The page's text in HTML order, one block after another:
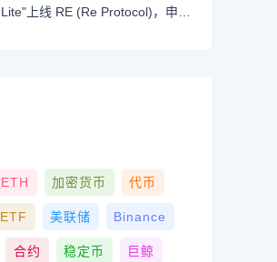
ETH 加密货币 代币
ETF 美联储 Binance
合约 稳定币 巨鲸